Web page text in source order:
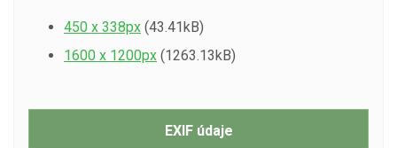
450 x 338px (43.41kB)
1600 x 1200px (1263.13kB)
EXIF údaje